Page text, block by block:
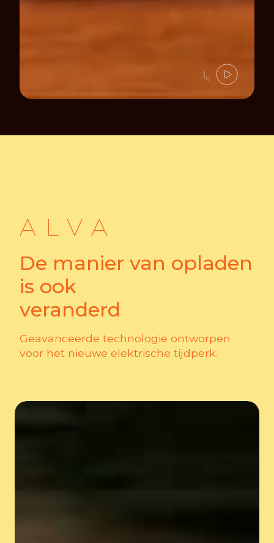
ALVA
De manier van opladen
is ook
veranderd
Geavanceerde technologie ontworpen
voor het nieuwe elektrische tijdperk.